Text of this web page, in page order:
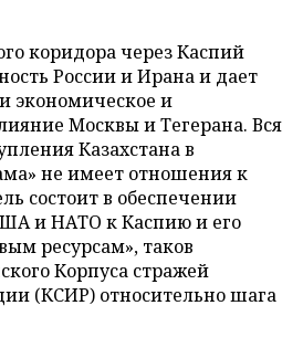
коридора через Каспий
России и Ирана и дает
экономическое и
Москвы и Тегерана. Вся
Казахстана в
не имеет отношения к
состоит в обеспечении
и НАТО к Каспию и его
ресурсам», таков
Корпуса стражей
(КСИР) относительно шага